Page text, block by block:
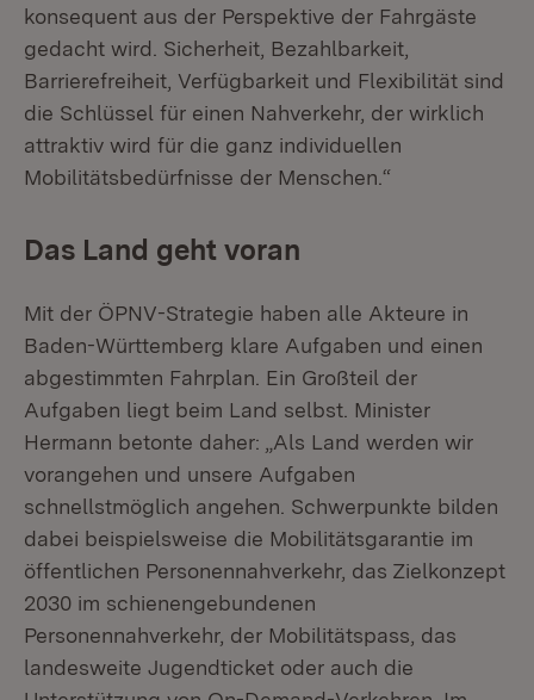
konsequent aus der Perspektive der Fahrgäste
gedacht wird. Sicherheit, Bezahlbarkeit,
Barrierefreiheit, Verfügbarkeit und Flexibilität sind
die Schlüssel für einen Nahverkehr, der wirklich
attraktiv wird für die ganz individuellen
Mobilitätsbedürfnisse der Menschen.“
Das Land geht voran
Mit der ÖPNV-Strategie haben alle Akteure in
Baden-Württemberg klare Aufgaben und einen
abgestimmten Fahrplan. Ein Großteil der
Aufgaben liegt beim Land selbst. Minister
Hermann betonte daher: „Als Land werden wir
vorangehen und unsere Aufgaben
schnellstmöglich angehen. Schwerpunkte bilden
dabei beispielsweise die Mobilitätsgarantie im
öffentlichen Personennahverkehr, das Zielkonzept
2030 im schienengebundenen
Personennahverkehr, der Mobilitätspass, das
landesweite Jugendticket oder auch die